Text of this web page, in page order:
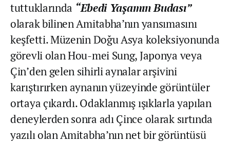
tuttuklarında “Ebedi Yaşamın Budası”
olarak bilinen Amitabha’nın yansımasını
keşfetti. Müzenin Doğu Asya koleksiyonunda
görevli olan Hou-mei Sung, Japonya veya
Çin’den gelen sihirli aynalar arşivini
karıştırırken aynanın yüzeyinde görüntüler
ortaya çıkardı. Odaklanmış ışıklarla yapılan
deneylerden sonra adı Çince olarak sırtında
yazılı olan Amitabha’nın net bir görüntüsü